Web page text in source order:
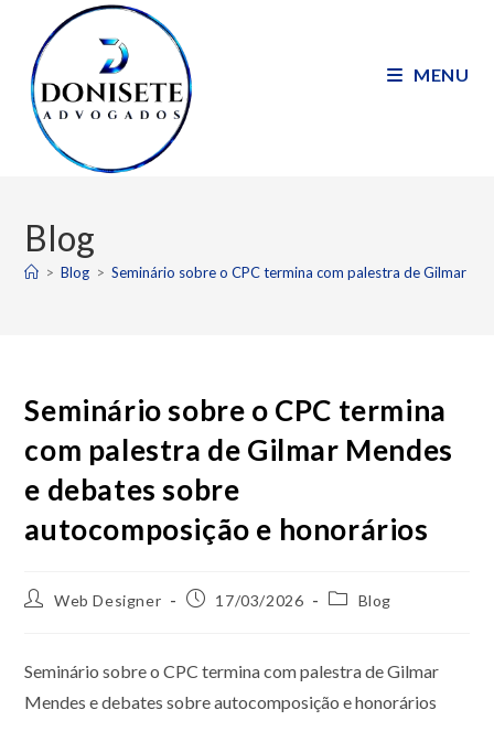
MENU
Blog
> Blog > Seminário sobre o CPC termina com palestra de Gilmar
Seminário sobre o CPC termina
com palestra de Gilmar Mendes
e debates sobre
autocomposição e honorários
Web Designer 17/03/2026 Blog
Seminário sobre o CPC termina com palestra de Gilmar
Mendes e debates sobre autocomposição e honorários